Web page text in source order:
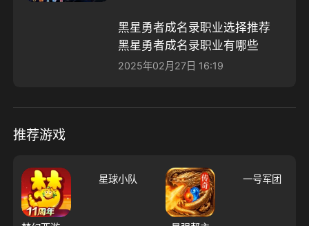
黑星勇者成名录职业选择推荐
黑星勇者成名录职业有哪些
2025年02月27日 16:19
推荐游戏
星球小队 一号军团